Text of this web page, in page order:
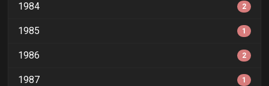
1984 2
1985 1
1986 2
1987 1